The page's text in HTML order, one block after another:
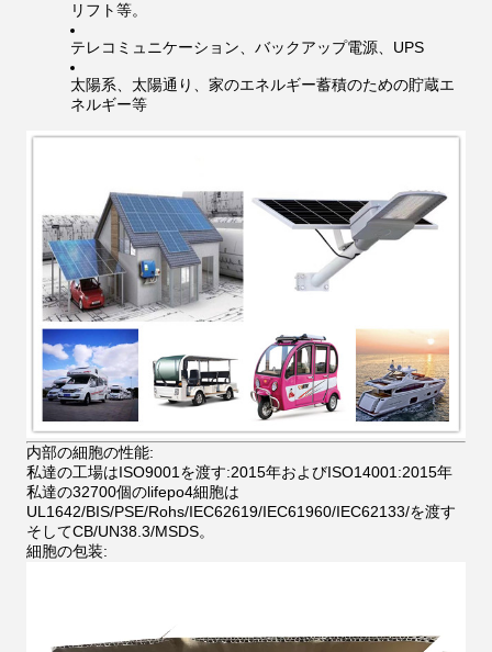
リフト等。
テレコミュニケーション、バックアップ電源、UPS
太陽系、太陽通り、家のエネルギー蓄積のための貯蔵エ
ネルギー等
内部の細胞の性能:
私達の工場はISO9001を渡す:2015年およびISO14001:2015年
私達の32700個のlifepo4細胞は
UL1642/BIS/PSE/Rohs/IEC62619/IEC61960/IEC62133/を渡す
そしてCB/UN38.3/MSDS。
細胞の包装: